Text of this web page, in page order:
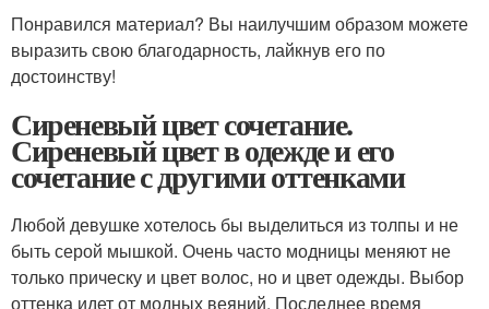
Понравился материал? Вы наилучшим образом можете
выразить свою благодарность, лайкнув его по
достоинству!
Сиреневый цвет сочетание.
Сиреневый цвет в одежде и его
сочетание с другими оттенками
Любой девушке хотелось бы выделиться из толпы и не
быть серой мышкой. Очень часто модницы меняют не
только прическу и цвет волос, но и цвет одежды. Выбор
оттенка идет от модных веяний. Последнее время